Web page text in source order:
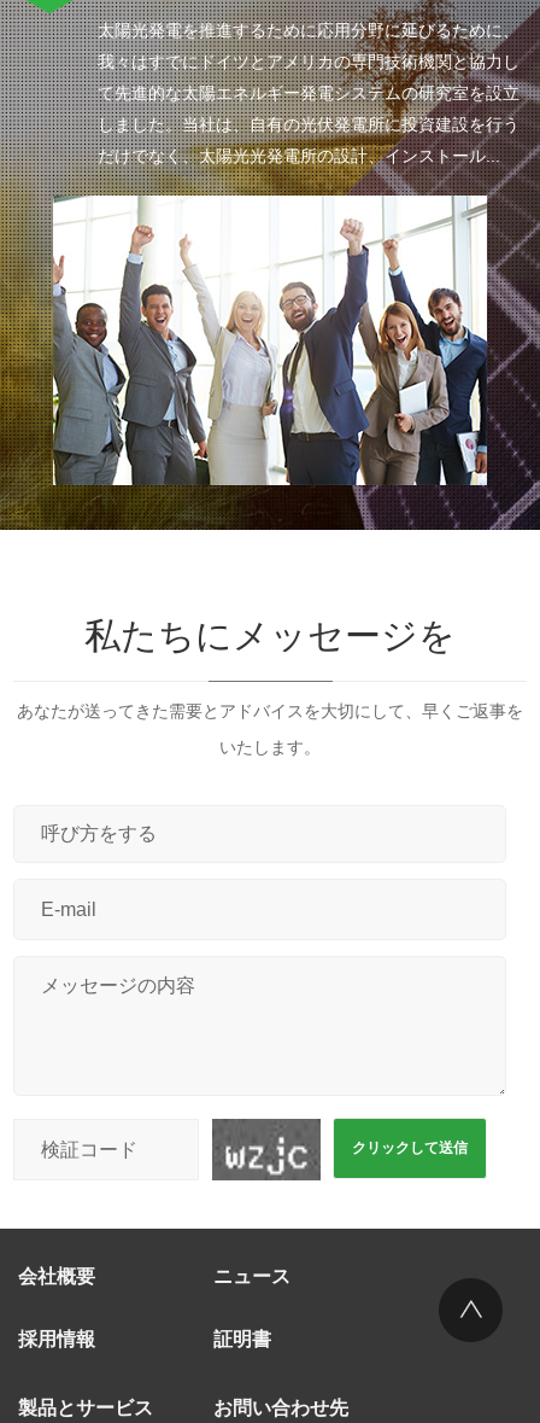
太陽光発電を推進するために応用分野に延びるために、
我々はすでにドイツとアメリカの専門技術機関と協力し
て先進的な太陽エネルギー発電システムの研究室を設立
しました。当社は、自有の光伏発電所に投資建設を行う
だけでなく、太陽光光発電所の設計、インストール...
私たちにメッセージを
あなたが送ってきた需要とアドバイスを大切にして、早くご返事を
いたします。
会社概要
採用情報
ニュース
証明書
製品とサービス お問い合わせ先